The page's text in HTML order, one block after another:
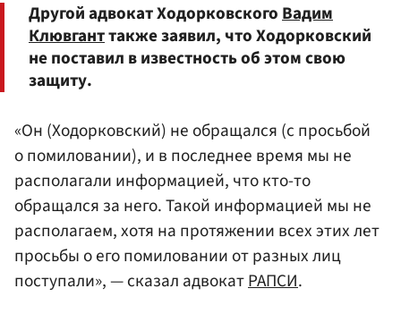
Другой адвокат ХодорковскогоВадим
Клювганттакже заявил, что Ходорковский
не поставил в известность об этом свою
защиту.
«Он (Ходорковский) не обращался (с просьбой
о помиловании), и в последнее время мы не
располагали информацией, что кто-то
обращался за него. Такой информацией мы не
располагаем, хотя на протяжении всех этих лет
просьбы о его помиловании от разных лиц
поступали», — сказал адвокатРАПСИ.